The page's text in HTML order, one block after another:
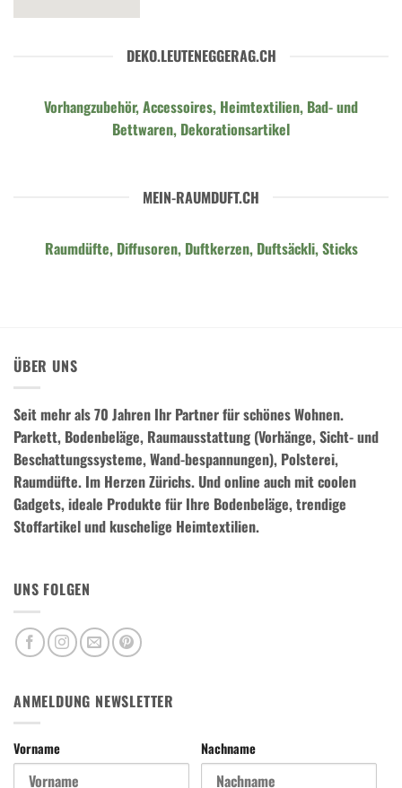
DEKO.LEUTENEGGERAG.CH
Vorhangzubehör, Accessoires, Heimtextilien, Bad- und
Bettwaren, Dekorationsartikel
MEIN-RAUMDUFT.CH
Raumdüfte, Diffusoren, Duftkerzen, Duftsäckli, Sticks
ÜBER UNS
Seit mehr als 70 Jahren Ihr Partner für schönes Wohnen.
Parkett, Bodenbeläge, Raumausstattung (Vorhänge, Sicht- und
Beschattungssysteme, Wand-bespannungen), Polsterei,
Raumdüfte. Im Herzen Zürichs. Und online auch mit coolen
Gadgets, ideale Produkte für Ihre Bodenbeläge, trendige
Stoffartikel und kuschelige Heimtextilien.
UNS FOLGEN
ANMELDUNG NEWSLETTER
Vorname Nachname